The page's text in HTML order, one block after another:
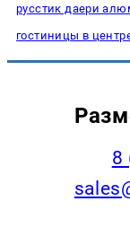
русстик даери
гостиницы в
8